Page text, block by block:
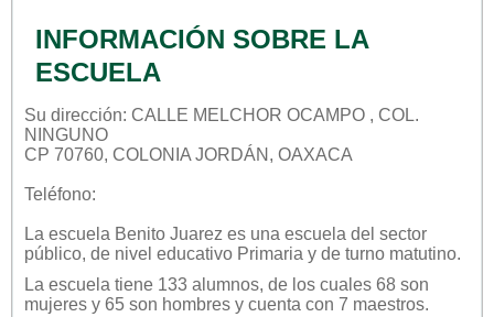
INFORMACIÓN SOBRE LA
ESCUELA
Su dirección: CALLE MELCHOR OCAMPO , COL.
NINGUNO
CP 70760, COLONIA JORDÁN, OAXACA
Teléfono:
La escuela Benito Juarez es una escuela del sector
público, de nivel educativo Primaria y de turno matutino.
La escuela tiene 133 alumnos, de los cuales 68 son
mujeres y 65 son hombres y cuenta con 7 maestros.